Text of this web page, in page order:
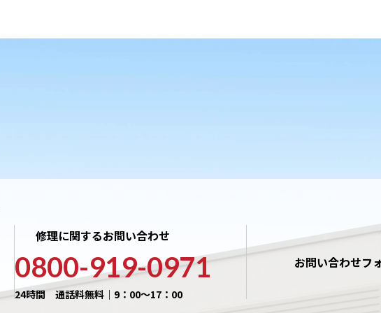
修理に関するお問い合わせ
0800-919-0971
24時間 通話料無料｜9：00〜17：00
お問い合わせフ